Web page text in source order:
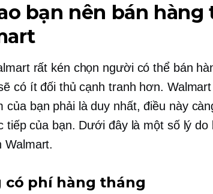
bạn nên bán hàng
rất kén chọn người có thể bán
có ít đối thủ cạnh tranh hơn.
của bạn phải là duy nhất, điều này
tiếp của bạn. Dưới đây là một số lý do
Walmart.
có phí hàng tháng